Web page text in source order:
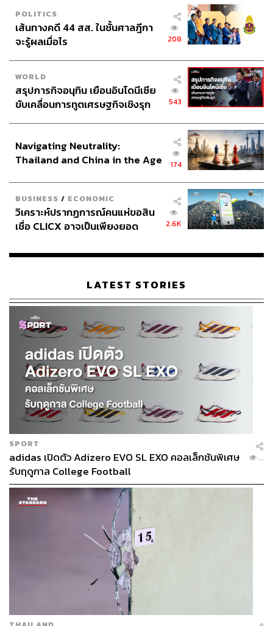
POLITICS
เส้นทางคดี 44 สส. ในชั้นศาลฎีกา
จะรู้ผลเมื่อไร
208
WORLD
สรุปภารกิจอนุทิน เยือนอินโดนีเซีย
ขับเคลื่อนการทูตเศรษฐกิจเชิงรุก
543
Navigating Neutrality:
Thailand and China in the Age
174
BUSINESS / ECONOMIC
วิเคราะห์ปรากฏการณ์คนแห่ขอสิน
เชื่อ CLICX อาจเป็นเพียงยอด
เรือนไทยที่ถูกซุกไว้
2.6K
LATEST STORIES
SPORT
adidas เปิดตัว Adizero EVO SL EXO คอลเล็กชันพิเศษ
รับฤดูกาล College Football
...